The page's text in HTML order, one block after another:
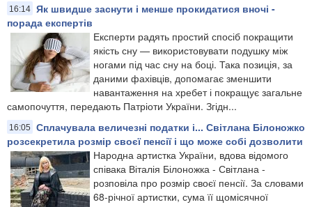
16:14 Як швидше заснути і менше прокидатися вночі -
порада експертів
Експерти радять простий спосіб покращити
якість сну — використовувати подушку між
ногами під час сну на боці. Така позиція, за
даними фахівців, допомагає зменшити
навантаження на хребет і покращує загальне
самопочуття, передають Патріоти України. Згідн...
16:05
Сплачувала величезні податки і... Світлана Білоножко
розсекретила розмір своєї пенсії і що може собі дозволити
Народна артистка України, вдова відомого
співака Віталія Білоножка - Світлана -
розповіла про розмір своєї пенсії. За словами
68-річної артистки, сума її щомісячної